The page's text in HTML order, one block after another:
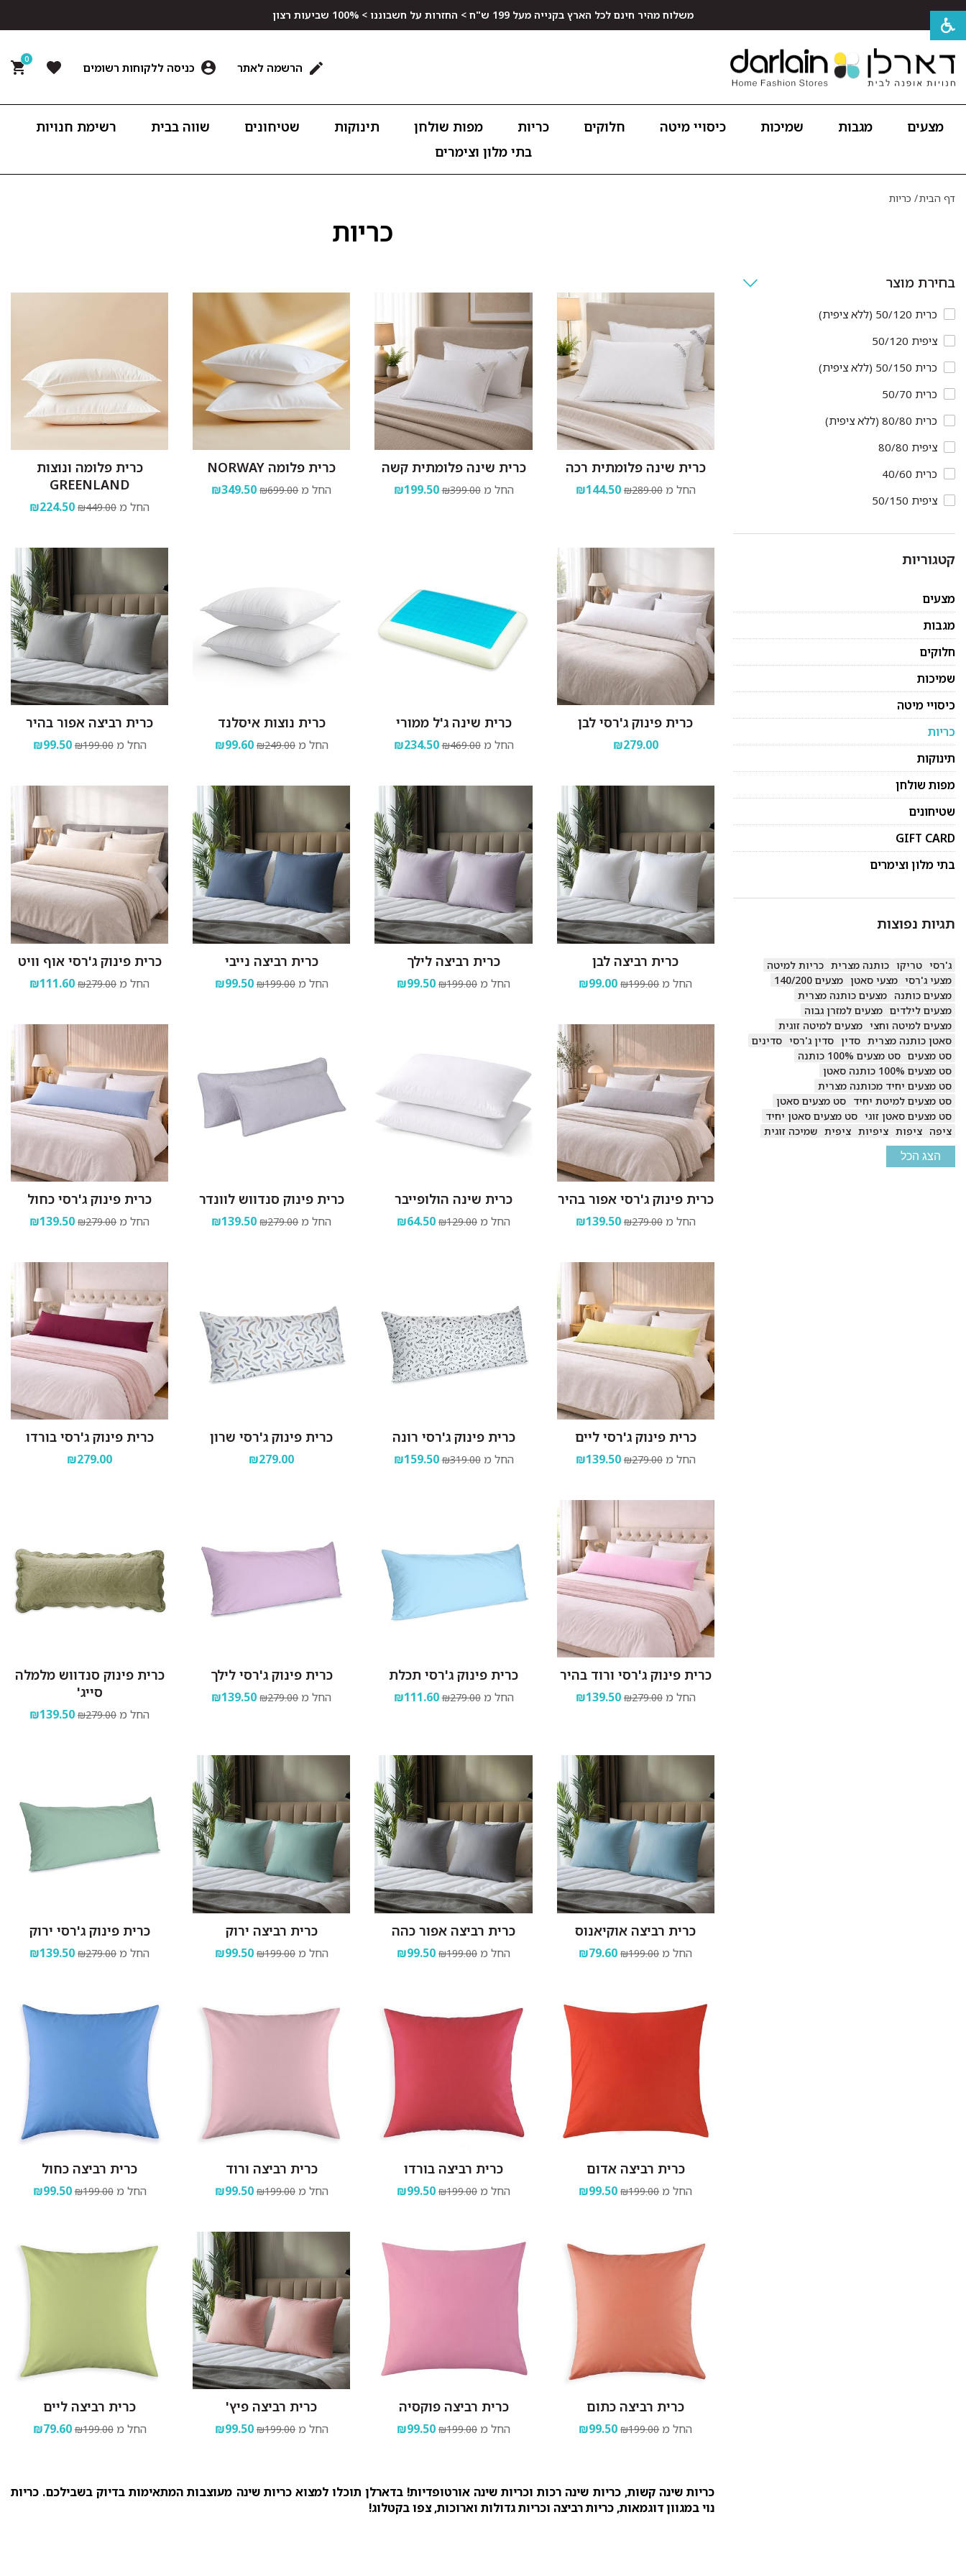
משלוח מהיר חינם לכל הארץ בקנייה מעל 199 ש"ח > החזרות על חשבוננו > 100% שביעות רצון
הרשמה לאתר כניסה ללקוחות רשומים
0
מצעים מגבות שמיכות כיסויי מיטה חלוקים כריות מפות שולחן תינוקות שטיחונים שווה בבית
רשימת חנויות
בתי מלון וצימרים
דף הבית/ כריות
כריות
כרית שינה פלומתית רכה
החל מ ₪289.00
₪144.50
כרית שינה פלומתית קשה
החל מ ₪399.00
₪199.50
כרית פלומה NORWAY
החל מ ₪699.00
₪349.50
כרית פלומה ונוצות
GREENLAND
החל מ ₪449.00
₪224.50
כרית פינוק ג'רסי לבן
₪279.00
כרית שינה ג'ל ממורי
החל מ ₪469.00
₪234.50
כרית נוצות איסלנד
החל מ ₪249.00
₪99.60
כרית רביצה אפור בהיר
החל מ ₪199.00
₪99.50
כרית רביצה לבן
החל מ ₪199.00
₪99.00
כרית רביצה לילך
החל מ ₪199.00
₪99.50
כרית רביצה נייבי
החל מ ₪199.00
₪99.50
כרית פינוק ג'רסי אוף וויט
החל מ ₪279.00
₪111.60
כרית פינוק ג'רסי אפור בהיר
החל מ ₪279.00
₪139.50
כרית שינה הולופייבר
החל מ ₪129.00
₪64.50
כרית פינוק סנדווש לוונדר
החל מ ₪279.00
₪139.50
כרית פינוק ג'רסי כחול
החל מ ₪279.00
₪139.50
כרית פינוק ג'רסי ליים
החל מ ₪279.00
₪139.50
כרית פינוק ג'רסי רונה
החל מ ₪319.00
₪159.50
כרית פינוק ג'רסי שרון
₪279.00
כרית פינוק ג'רסי בורדו
₪279.00
כרית פינוק ג'רסי ורוד בהיר
החל מ ₪279.00
₪139.50
כרית פינוק ג'רסי תכלת
החל מ ₪279.00
₪111.60
כרית פינוק ג'רסי לילך
החל מ ₪279.00
₪139.50
כרית פינוק סנדווש מלמלה
סייג'
החל מ ₪279.00
₪139.50
כרית רביצה אוקיאנוס
החל מ ₪199.00
₪79.60
כרית רביצה אפור כהה
החל מ ₪199.00
₪99.50
כרית רביצה ירוק
החל מ ₪199.00
₪99.50
כרית פינוק ג'רסי ירוק
החל מ ₪279.00
₪139.50
כרית רביצה אדום
החל מ ₪199.00
₪99.50
כרית רביצה בורדו
החל מ ₪199.00
₪99.50
כרית רביצה ורוד
החל מ ₪199.00
₪99.50
כרית רביצה כחול
החל מ ₪199.00
₪99.50
כרית רביצה כתום
החל מ ₪199.00
₪99.50
כרית רביצה פוקסיה
החל מ ₪199.00
₪99.50
כרית רביצה פיץ'
החל מ ₪199.00
₪99.50
כרית רביצה ליים
החל מ ₪199.00
₪79.60
כריות שינה קשות, כריות שינה רכות וכריות שינה אורטופדיות! בדארלן תוכלו למצוא כריות שינה מעוצבות המתאימות בדיוק בשבילכם. כריות
נוי במגוון דוגמאות, כריות רביצה וכריות גדולות וארוכות, צפו בקטלוג!
בחירת מוצר
כרית 50/120 (ללא ציפית)
ציפית 50/120
כרית 50/150 (ללא ציפית)
כרית 50/70
כרית 80/80 (ללא ציפית)
ציפית 80/80
כרית 40/60
ציפית 50/150
קטגוריות
מצעים
מגבות
חלוקים
שמיכות
כיסויי מיטה
כריות
תינוקות
מפות שולחן
שטיחונים
GIFT CARD
בתי מלון וצימרים
תגיות נפוצות
ג'רסי טריקו כותנה מצרית כריות למיטה
מצעי ג'רסי מצעי סאטן מצעים 140/200
מצעים כותנה מצעים כותנה מצרית
מצעים לילדים מצעים למזרן גבוה
מצעים למיטה וחצי מצעים למיטה זוגית
סאטן כותנה מצרית סדין סדין ג'רסי סדינים
סט מצעים סט מצעים 100% כותנה
סט מצעים 100% כותנה סאטן
סט מצעים יחיד מכותנה מצרית
סט מצעים למיטת יחיד סט מצעים סאטן
סט מצעים סאטן זוגי סט מצעים סאטן יחיד
ציפה ציפות ציפיות ציפית שמיכה זוגית
הצג הכל